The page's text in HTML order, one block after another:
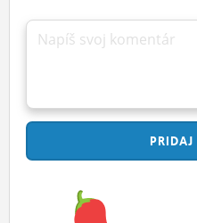
Napíš svoj komentár
PRIDAJ